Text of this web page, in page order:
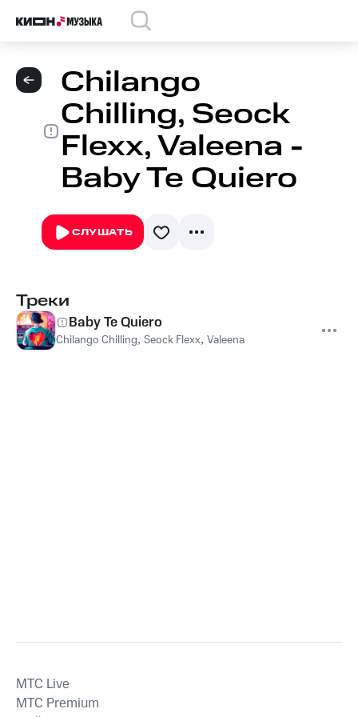
Chilango
Chilling, Seock
Flexx, Valeena -
Baby Te Quiero
СЛУШАТЬ
Треки
Baby Te Quiero
Chilango Chilling, Seock Flexx, Valeena
MTС Live
MTС Premium